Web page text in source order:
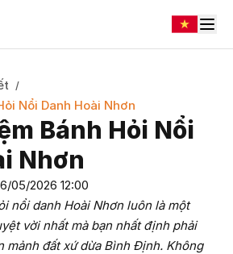
/
Nổi Danh Hoài Nhơn
Bánh Hỏi Nổi
Nhơn
05/2026 12:00
nổi danh Hoài Nhơn luôn là một
vời nhất mà bạn nhất định phải
mảnh đất xứ dừa Bình Định. Không